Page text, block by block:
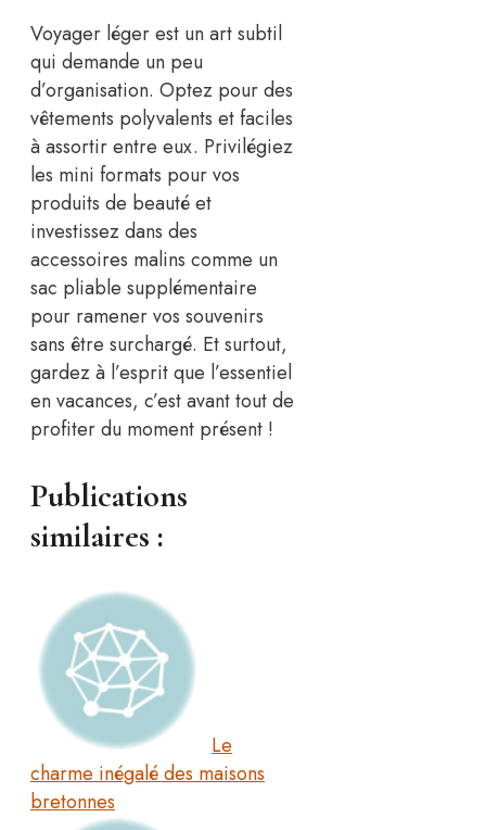
Voyager léger est un art subtil
qui demande un peu
d’organisation. Optez pour des
vêtements polyvalents et faciles
à assortir entre eux. Privilégiez
les mini formats pour vos
produits de beauté et
investissez dans des
accessoires malins comme un
sac pliable supplémentaire
pour ramener vos souvenirs
sans être surchargé. Et surtout,
gardez à l’esprit que l’essentiel
en vacances, c’est avant tout de
profiter du moment présent !
Publications
similaires :
Le
charme inégalé des maisons
bretonnes